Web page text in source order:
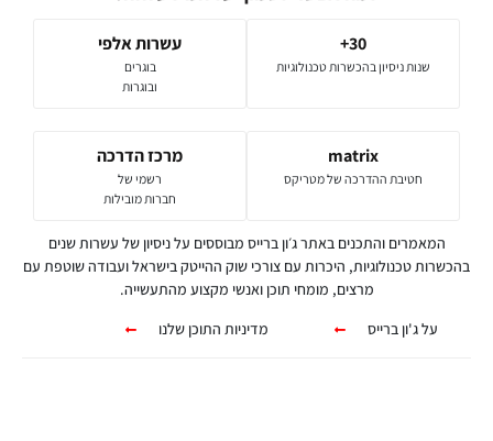
30+
שנות ניסיון בהכשרות טכנולוגיות
עשרות אלפי
בוגרים
ובוגרות
matrix
חטיבת ההדרכה של מטריקס
מרכז הדרכה
רשמי של
חברות מובילות
המאמרים והתכנים באתר ג׳ון ברייס מבוססים על ניסיון של עשרות שנים
בהכשרות טכנולוגיות, היכרות עם צורכי שוק ההייטק בישראל ועבודה שוטפת עם
מרצים, מומחי תוכן ואנשי מקצוע מהתעשייה.
על ג'ון ברייס
מדיניות התוכן שלנו